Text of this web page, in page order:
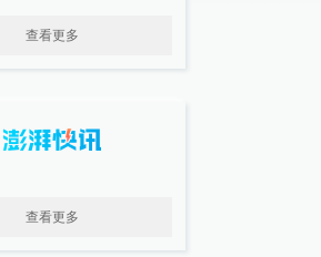
查看更多
查看更多